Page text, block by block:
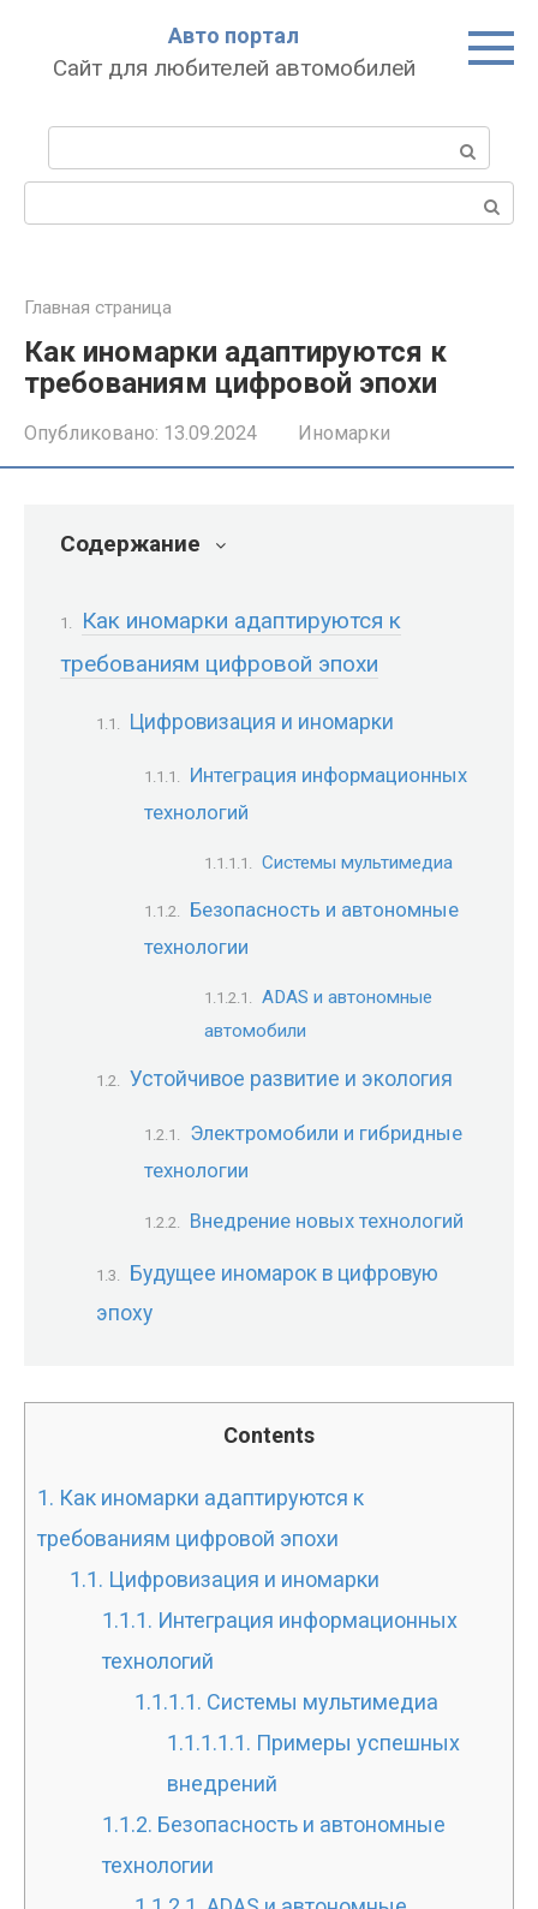
Авто портал
Сайт для любителей автомобилей
Главная страница
Как иномарки адаптируются к
требованиям цифровой эпохи
Опубликовано: 13.09.2024 Иномарки
Содержание
Как иномарки адаптируются к
требованиям цифровой эпохи
Цифровизация и иномарки
Интеграция информационных
технологий
Системы мультимедиа
Безопасность и автономные
технологии
ADAS и автономные
автомобили
Устойчивое развитие и экология
Электромобили и гибридные
технологии
Внедрение новых технологий
Будущее иномарок в цифровую
эпоху
Contents
1. Как иномарки адаптируются к
требованиям цифровой эпохи
1.1. Цифровизация и иномарки
1.1.1. Интеграция информационных
технологий
1.1.1.1. Системы мультимедиа
1.1.1.1.1. Примеры успешных
внедрений
1.1.2. Безопасность и автономные
технологии